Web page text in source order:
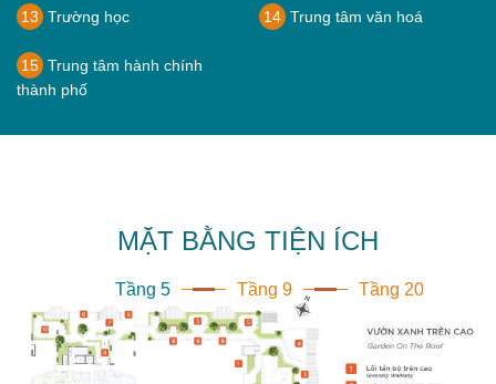
13 Trường học 14 Trung tâm văn hoá
15 Trung tâm hành chính
thành phố
MẶT BẰNG TIỆN ÍCH
Tầng 5 Tầng 9 Tầng 20